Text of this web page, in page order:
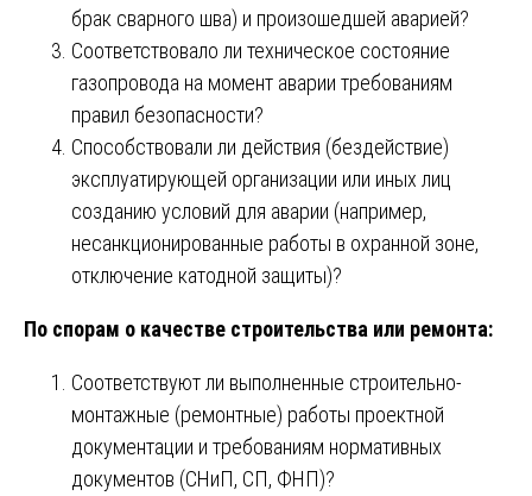
брак сварного шва) и произошедшей аварией?
Соответствовало ли техническое состояние
газопровода на момент аварии требованиям
правил безопасности?
Способствовали ли действия (бездействие)
эксплуатирующей организации или иных лиц
созданию условий для аварии (например,
несанкционированные работы в охранной зоне,
отключение катодной защиты)?
По спорам о качестве строительства или ремонта:
Соответствуют ли выполненные строительно-
монтажные (ремонтные) работы проектной
документации и требованиям нормативных
документов (СНиП, СП, ФНП)?